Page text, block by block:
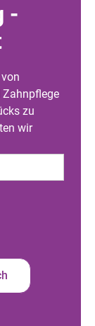
-
Zahnpflege
zu
wir